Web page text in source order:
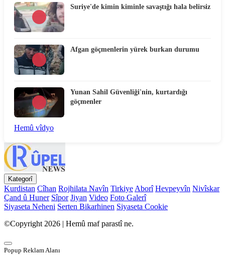
Suriye'de kimin kiminle savaştığı hala belirsiz
Afgan göçmenlerin yürek burkan durumu
Yunan Sahil Güvenliği'nin, kurtardığı
göçmenler
Hemû vîdyo
Kategorî
Kurdistan Cîhan Rojhilata Navîn TirkiyeAborî Hevpeyvîn Nivîskar
Çand û Huner Sîpor Jiyan Video Foto Galerî
Siyaseta Neheni Serten Bikarhinen Siyaseta Cookie
©Copyright 2026 | Hemû maf parastî ne.
Popup Reklam Alanı